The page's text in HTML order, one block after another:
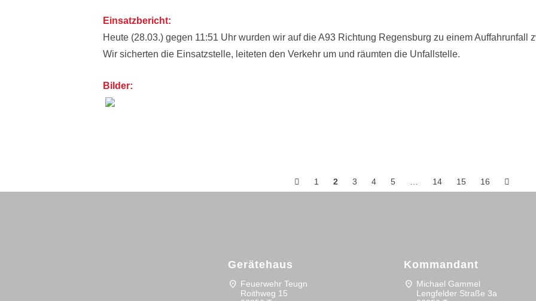
Einsatzbericht:
Heute (28.03.) gegen 11:51 Uhr wurden wir auf die A93 Richtung Regensburg zu einem Auffahrunfall
Wir sicherten die Einsatzstelle, leiteten den Verkehr um und räumten die Unfallstelle.
Bilder:
1 2 3 4 5 14 15 16
Gerätehaus
location_on Feuerwehr Teugn
Roithweg 15
Kommandant
location_on Michael Gammel
Lengfelder Straße 3a